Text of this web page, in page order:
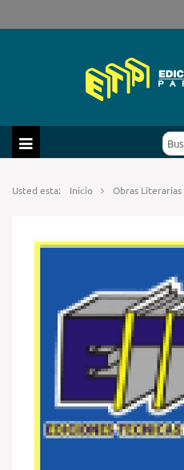
Usted esta: Inicio Obras Literarias